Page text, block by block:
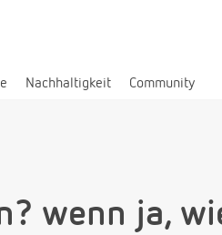
Nachhaltigkeit Community
wenn ja,